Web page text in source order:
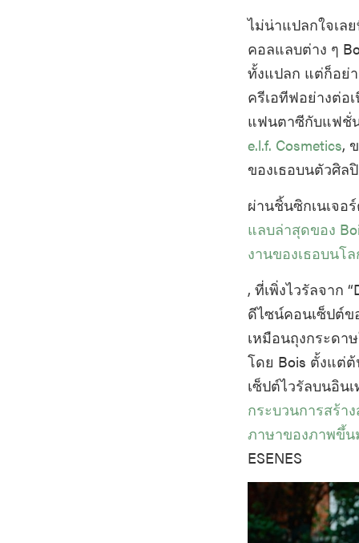
ไม่น่าแปลกใจเล
คอลแลบต่าง ๆ
ทั้งแปลก แต่ก็อย่
ครีเอทีฟอย่างต่อ
แฟนตาซีกับแฟชั่
e.l.f. Cosmetics,
ของเธอบนตัวศิล
ผ่านชิ้นซิกเนเจอ
แลบล่าสุดของ
งานของเธอบนโ
, ที่เพิ่งไวรัลจาก
ดีไซน์คอนเซ็ปต์ข
เหมือนถุงกระดา
โดย Bois ตั้งแต่
เซ็ปต์ไวรัลบนอิน
กระบวนการสร้า
ภาษาของภาพขึ้น
ESENES